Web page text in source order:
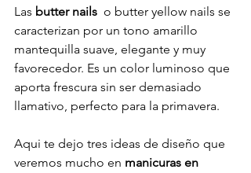
Las butter nails
  o butter yellow nails se
caracterizan por un tono amarillo
mantequilla suave, elegante y muy
favorecedor. Es un color luminoso que
aporta frescura sin ser demasiado
llamativo, perfecto para la primavera.
Aqui te dejo tres ideas de diseño que
veremos mucho en manicuras en